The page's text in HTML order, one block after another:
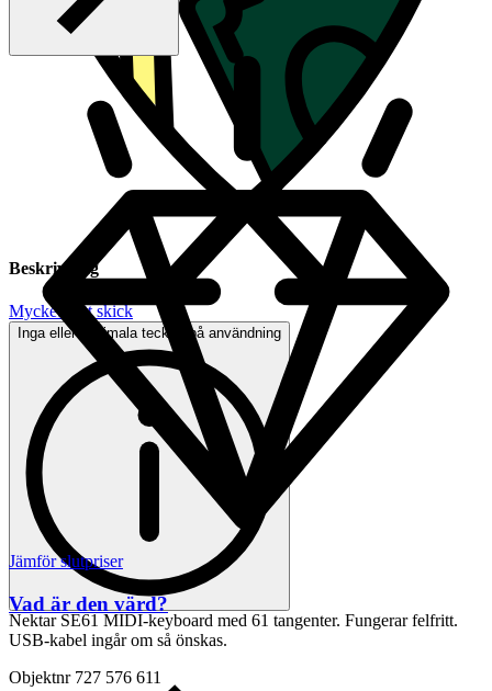
Beskrivning
Mycket gott skick
Inga eller minimala tecken på användning
Nektar SE61 MIDI-keyboard med 61 tangenter. Fungerar felfritt.
USB-kabel ingår om så önskas.
Objektnr 727 576 611
Jämför slutpriser
Vad är den värd?